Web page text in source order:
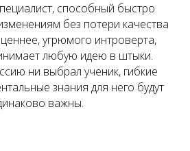
способный быстро
без потери качества
угрюмого интроверта,
любую идею в штыки.
ни выбрал ученик, гибкие
знания для него будут
важны.